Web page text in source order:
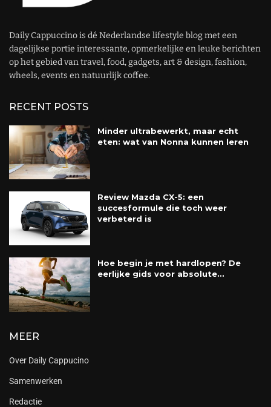
Daily Cappuccino is dé Nederlandse lifestyle blog met een
dagelijkse portie interessante, opmerkelijke en leuke berichten
op het gebied van travel, food, gadgets, art & design, fashion,
wheels, events en natuurlijk coffee.
RECENT POSTS
Minder ultrabewerkt, maar echt
eten: wat van Nonna kunnen leren
Review Mazda CX-5: een
succesformule die toch weer
verbeterd is
Hoe begin je met hardlopen? De
eerlijke gids voor absolute...
MEER
Over Daily Cappucino
Samenwerken
Redactie